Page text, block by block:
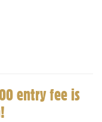
entry fee is